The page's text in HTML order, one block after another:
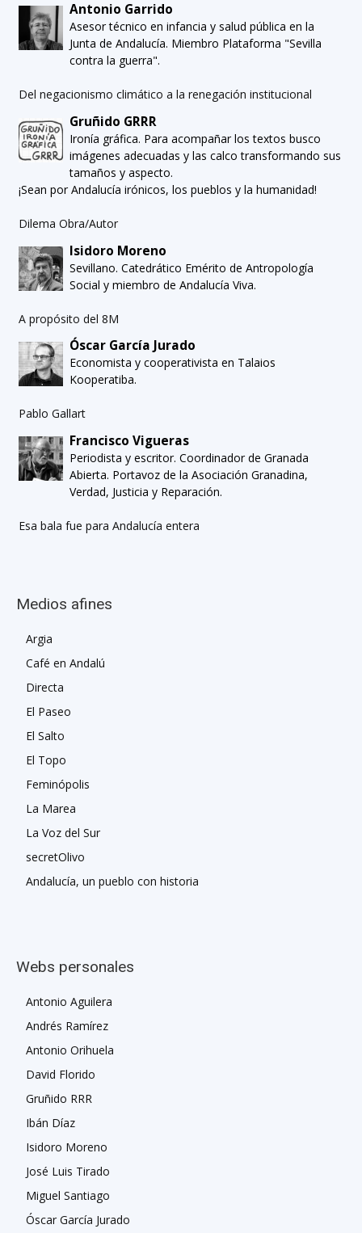
Antonio Garrido
Asesor técnico en infancia y salud pública en la
Junta de Andalucía. Miembro Plataforma "Sevilla
contra la guerra".
Del negacionismo climático a la renegación institucional
Gruñido GRRR
Ironía gráfica. Para acompañar los textos busco
imágenes adecuadas y las calco transformando sus
tamaños y aspecto.
¡Sean por Andalucía irónicos, los pueblos y la humanidad!
Dilema Obra/Autor
Isidoro Moreno
Sevillano. Catedrático Emérito de Antropología
Social y miembro de Andalucía Viva.
A propósito del 8M
Óscar García Jurado
Economista y cooperativista en Talaios
Kooperatiba.
Pablo Gallart
Francisco Vigueras
Periodista y escritor. Coordinador de Granada
Abierta. Portavoz de la Asociación Granadina,
Verdad, Justicia y Reparación.
Esa bala fue para Andalucía entera
Medios afines
Argia
Café en Andalú
Directa
El Paseo
El Salto
El Topo
Feminópolis
La Marea
La Voz del Sur
secretOlivo
Andalucía, un pueblo con historia
Webs personales
Antonio Aguilera
Andrés Ramírez
Antonio Orihuela
David Florido
Gruñido RRR
Ibán Díaz
Isidoro Moreno
José Luis Tirado
Miguel Santiago
Óscar García Jurado